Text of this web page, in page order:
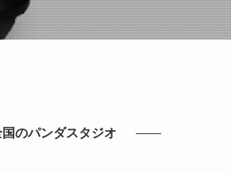
国のパンダスタジオ